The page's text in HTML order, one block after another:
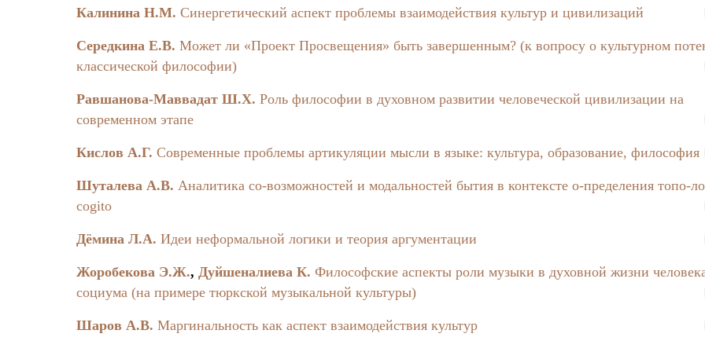
transformation to aesthetic theory as post-modernism. Te modern theories of foreign and Russian
P.G. Chizhov
Philosophy and Ecological Problems
This article considers the role of philosophical ideas of understanding and solving modern ecological
The achievements of philosophy in this field and main problems, which must be solved from philosophical
Ternary Response to Binary Challenge
dangerously narrowing. The new paradigm opens a way through the trinitary structure comprising informal
T.V. Skorodumova
There is the question about the meaning of life the context of progressiveness in this article. It is said, that
Калинина Н.М. Синергетический аспект проблемы взаимодействия культур и цивилизаций
Середкина Е.В. Может ли «Проект Просвещения» быть завершенным? (к вопросу о культурном
классической философии)
Равшанова-Маввадат Ш.Х. Роль философии в духовном развитии человеческой цивилизации на
современном этапе
Кислов А.Г. Современные проблемы артикуляции мысли в языке: культура, образование, философия
Шуталева А.В. Аналитика со-возможностей и модальностей бытия в контексте о-пределения топо-
cogito
Дёмина Л.А. Идеи неформальной логики и теория аргументации
Жоробекова Э.Ж., Дуйшеналиева К. Философские аспекты роли музыки в духовной жизни
социума (на примере тюркской музыкальной культуры)
Шаров А.В. Маргинальность как аспект взаимодействия культур